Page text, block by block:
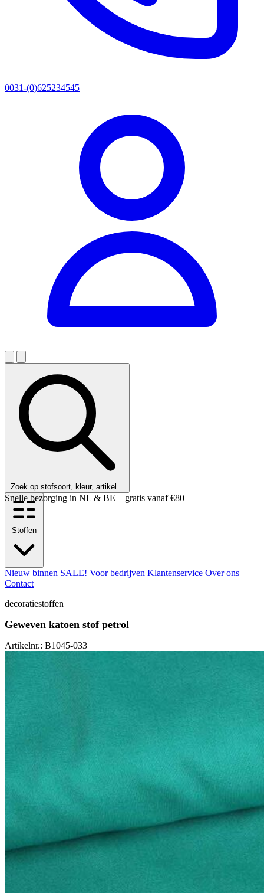
0031-(0)625234545
Zoek op stofsoort, kleur, artikel...
Klanten beoordelen ons met een 9,6!
Stoffen
Nieuw binnen SALE! Voor bedrijven Klantenservice Over ons
Contact
decoratiestoffen
Geweven katoen stof petrol
Artikelnr.: B1045-033